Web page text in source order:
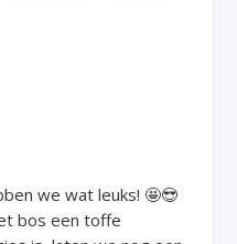
we wat leuks! 🤩😎
bos een toffe